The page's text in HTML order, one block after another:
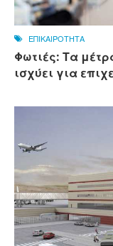
ΕΠΙΚΑΙΡΟΤΗΤΑ
Φωτιές: Τα
ισχύει για